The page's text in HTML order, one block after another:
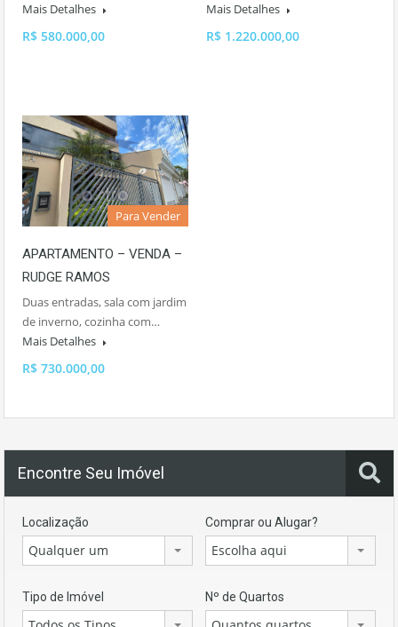
Mais Detalhes
R$ 580.000,00
Mais Detalhes
R$ 1.220.000,00
Para Vender
APARTAMENTO – VENDA –
RUDGE RAMOS
Duas entradas, sala com jardim
de inverno, cozinha com…
Mais Detalhes
R$ 730.000,00
Encontre Seu Imóvel
Localização
Qualquer um
Comprar ou Alugar?
Escolha aqui
Tipo de Imóvel Nº de Quartos